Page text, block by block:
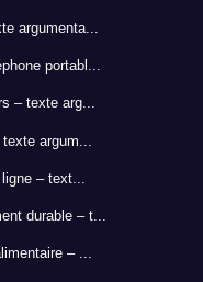
argumenta...
portabl...
– texte arg...
argum...
– text...
durable – t...
– ...